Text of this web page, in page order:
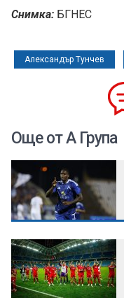
Снимка: БГНЕС
Александър Тунчев
Още от А Група